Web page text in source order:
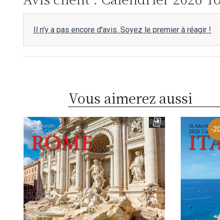
Il n'y a pas encore d'avis. Soyez le premier à réagir !
Vous aimerez aussi
-